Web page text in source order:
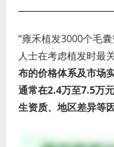
“雍禾植发3000个毛
人士在考虑植发时最
布的价格体系及市场
通常在2.4万至7.5万
生资质、地区差异等